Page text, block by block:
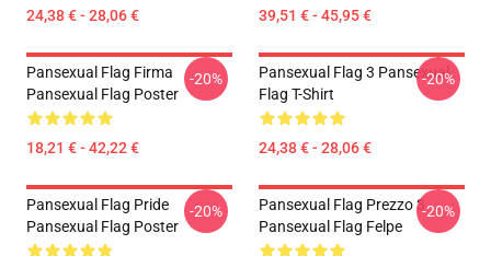
24,38 € - 28,06 € 39,51 € - 45,95 €
Pansexual Flag Firma
Pansexual Flag Poster
18,21 € - 42,22 €
-20%
Pansexual Flag 3 Pansexual
Flag T-Shirt
24,38 € - 28,06 €
-20%
Pansexual Flag Pride
Pansexual Flag Poster
-20%
Pansexual Flag Prezzo 3
Pansexual Flag Felpe
-20%